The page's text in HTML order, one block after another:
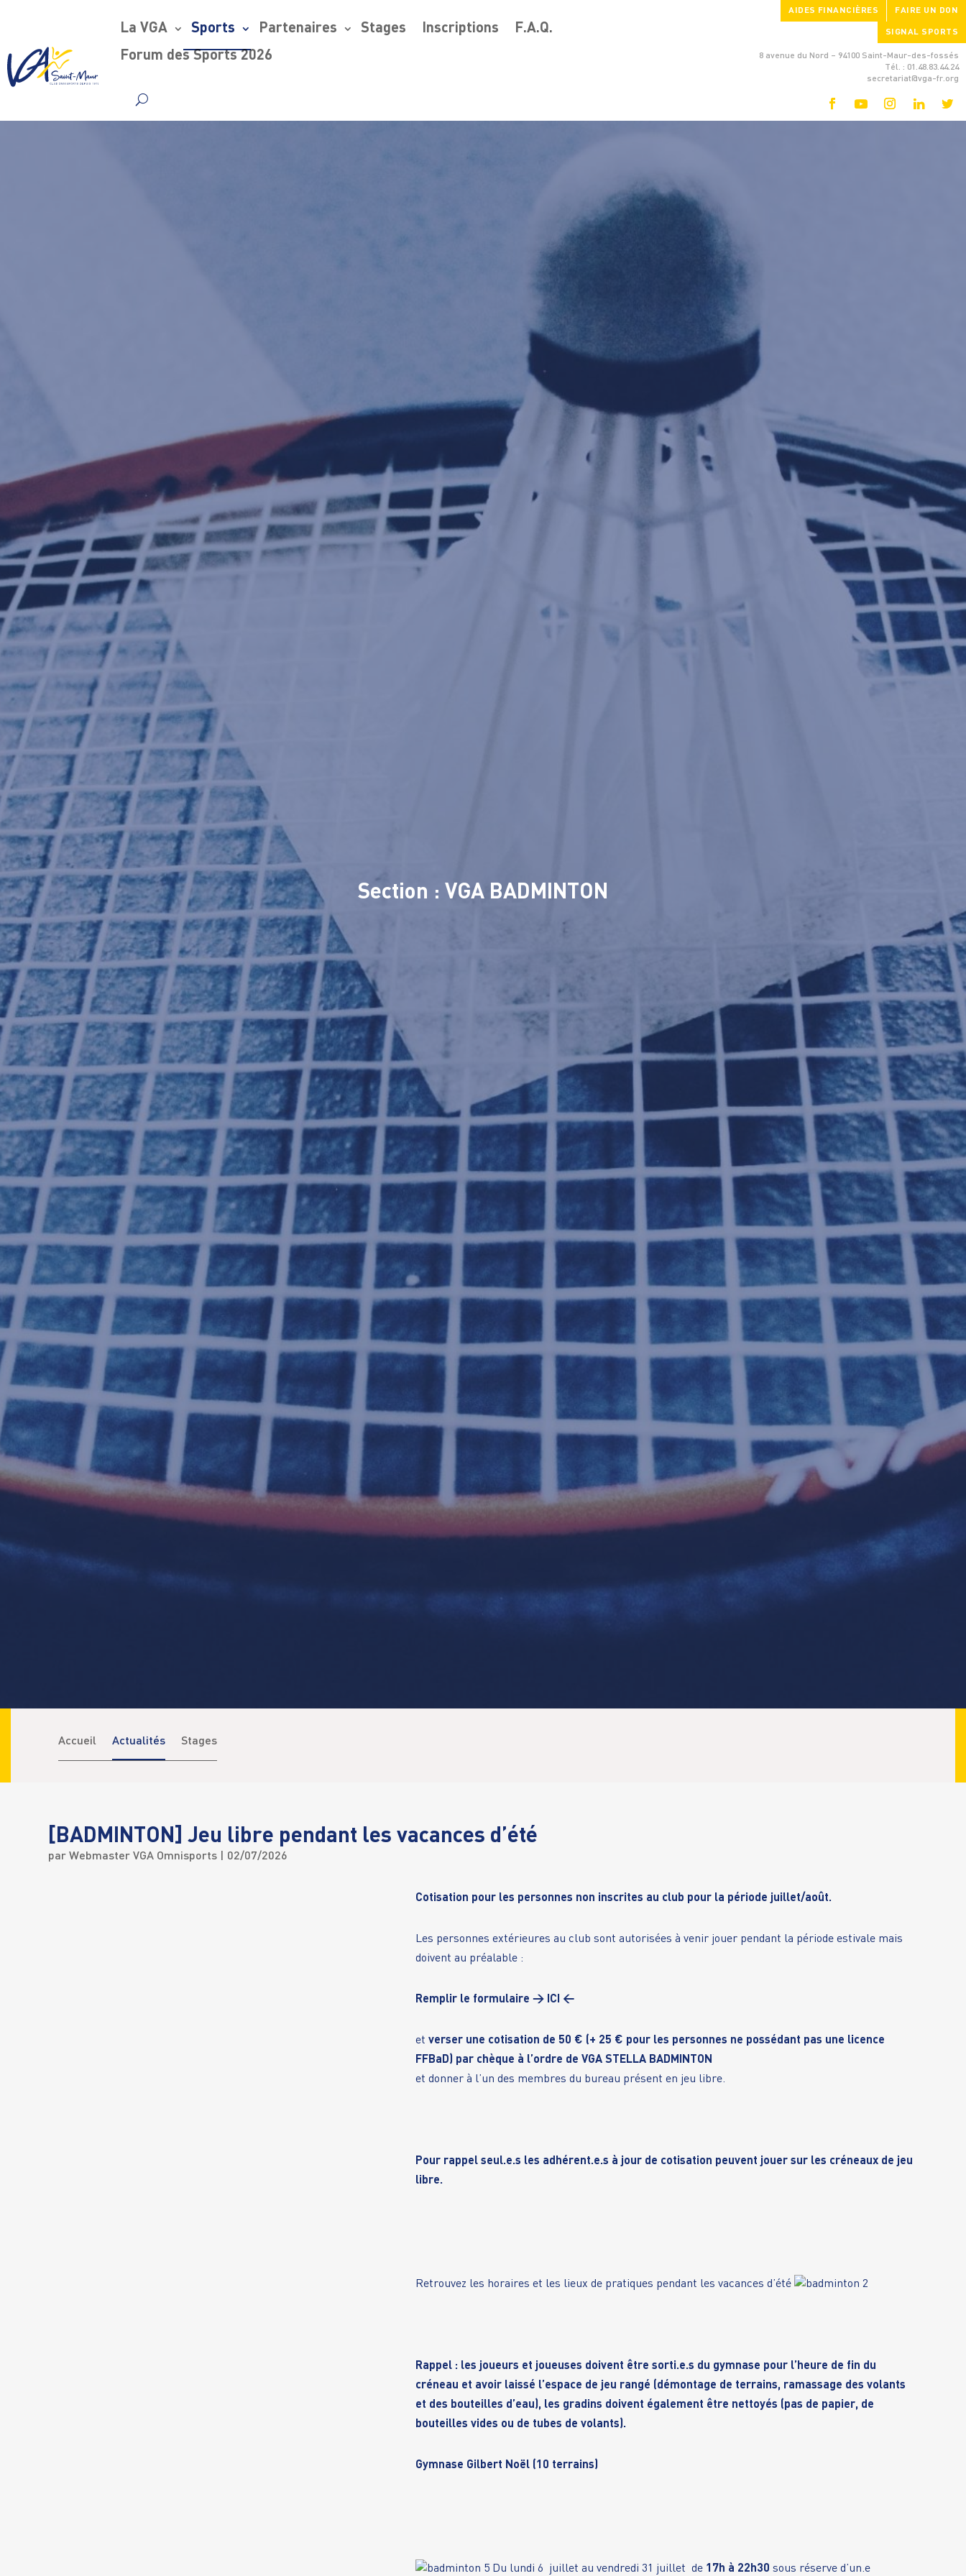
La VGA Sports Partenaires Stages Inscriptions
F.A.Q.
Forum des Sports 2026
AIDES FINANCIÈRES FAIRE UN DON
SIGNAL SPORTS
8 avenue du Nord – 94100 Saint-Maur-des-fossés
Tél. : 01.48.83.44.24
secretariat@vga-fr.org
Section : VGA BADMINTON
Accueil Actualités Stages
[BADMINTON] Jeu libre pendant les vacances d’été
parWebmaster VGA Omnisports | 02/07/2026
Cotisation pour les personnes non inscrites au club pour la période juillet/août.
Les personnes extérieures au club sont autorisées à venir jouer pendant la période estivale mais
doivent au préalable :
Remplir le formulaire → ICI ←
et verser une cotisation de 50 € (+ 25 € pour les personnes ne possédant pas une licence
FFBaD) par chèque à l’ordre de VGA STELLA BADMINTON
et donner à l’un des membres du bureau présent en jeu libre.
Pour rappel seul.e.s les adhérent.e.s à jour de cotisation peuvent jouer sur les créneaux de jeu
libre.
Retrouvez les horaires et les lieux de pratiques pendant les vacances d’été
Rappel : les joueurs et joueuses doivent être sorti.e.s du gymnase pour l’heure de fin du
créneau et avoir laissé l’espace de jeu rangé (démontage de terrains, ramassage des volants
et des bouteilles d’eau), les gradins doivent également être nettoyés (pas de papier, de
bouteilles vides ou de tubes de volants).
Gymnase Gilbert Noël (10 terrains)
Du lundi 6 juillet au vendredi 31 juillet de 17h à 22h30 sous réserve d’un.e